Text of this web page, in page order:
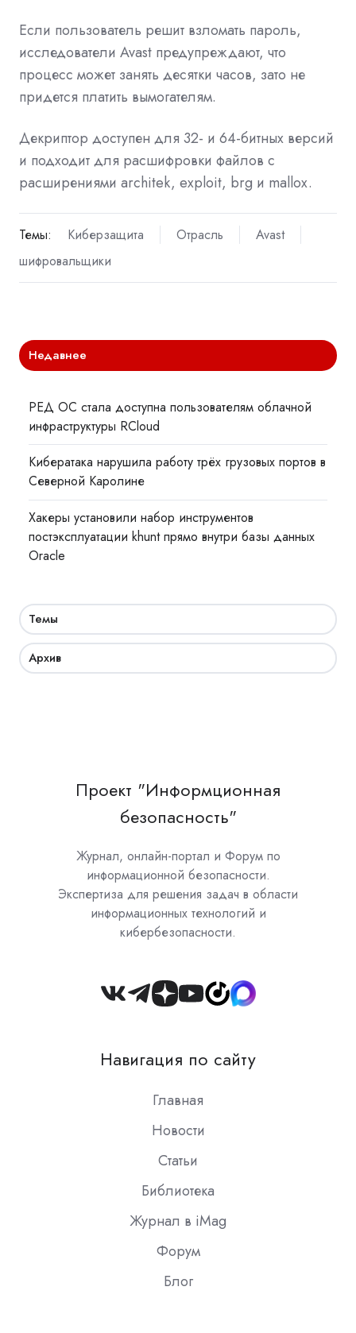
Если пользователь решит взломать пароль,
исследователи Avast предупреждают, что
процесс может занять десятки часов, зато не
придется платить вымогателям.
Декриптор доступен для 32- и 64-битных версий
и подходит для расшифровки файлов с
расширениями architek, exploit, brg и mallox.
Темы: Киберзащита Отрасль
Avast
шифровальщики
Недавнее
РЕД ОС стала доступна пользователям облачной
инфраструктуры RCloud
Кибератака нарушила работу трёх грузовых портов в
Северной Каролине
Хакеры установили набор инструментов
постэксплуатации khunt прямо внутри базы данных
Oracle
Темы
Архив
Проект "Информционная
безопасность"
Журнал, онлайн-портал и Форум по
информационной безопасности.
Экспертиза для решения задач в области
информационных технологий и
кибербезопасности.
Join
Slack
Навигация по сайту
Главная
Новости
Статьи
Библиотека
Журнал в iMag
Форум
Блог